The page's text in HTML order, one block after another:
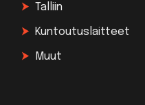
Talliin
Kuntoutuslaitteet
Muut